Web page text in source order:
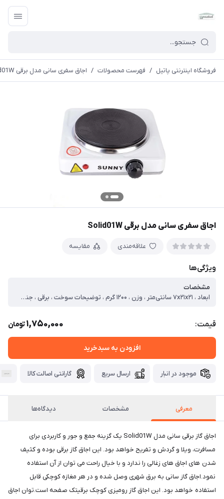
فروشگاه اینترنتی پاتیل / فهرست محصولات / اجاق سفری سانی مدل برقی Solid01W
اجاق سفری سانی مدل برقی Solid01W
علاقه‌مندی مقایسه
ویژگی‌ها
مشخصات
ابعاد ، ۷x۲۱x۲۱ سانتی‌متر ، وزن ، ۱۲۰۰ گرم ، توضیحات سوخت ، برقی ، جنس ، پلاستیک
قیمت: 1,750,000تومان
افزودن به سبدخرید
موجود در انبار ارسال سریع گارانتی اصالت کالا
معرفی مشخصات دیدگاه‌ها
اجاق گاز برقی سانی مدل Solid01W یک گزینه جمع و جور و کاربردی برای
مسافرت، ویلا و گردش و تفریح خواهد بود. این اجاق گاز برقی بوده و کثیف
شدن های اجاق های زغالی را ندارد و با خیال راحت می توان از آن استفاده
نمود.اجاق گاز سانی به برق شهری وصل شده و در هر مغازه کوچکی قابل
استفاده خواهد بود. این اجاق گاز رومیزی کوچک برقیتک صفحه است.توان اجاق